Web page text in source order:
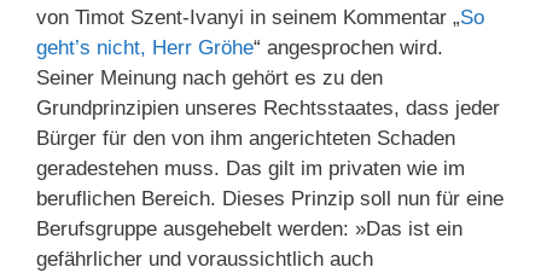
von Timot Szent-Ivanyi in seinem Kommentar „So
geht’s nicht, Herr Gröhe“ angesprochen wird.
Seiner Meinung nach gehört es zu den
Grundprinzipien unseres Rechtsstaates, dass jeder
Bürger für den von ihm angerichteten Schaden
geradestehen muss. Das gilt im privaten wie im
beruflichen Bereich. Dieses Prinzip soll nun für eine
Berufsgruppe ausgehebelt werden: »Das ist ein
gefährlicher und voraussichtlich auch